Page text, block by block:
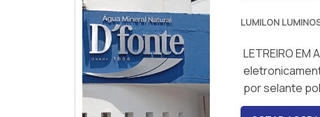
LUMILON
LETREIRO
por selante